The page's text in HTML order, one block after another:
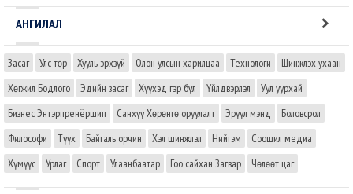
АНГИЛАЛ
Засаг Улс төр Хууль эрхзүй Олон улсын харилцаа Технологи
Шинжлэх ухаан
Хөгжил Бодлого
Эдийн засаг Хүүхэд гэр бүл Үйлдвэрлэл
Уул уурхай
Бизнес Энтэрпренёршип
Санхүү Хөрөнгө оруулалт Эрүүл мэнд
Боловсрол
Философи
Түүх Байгаль орчин Хэл шинжлэл Нийгэм
Соошил медиа
Хүмүүс
Урлаг Спорт Улаанбаатар Гоо сайхан Загвар Чөлөөт цаг